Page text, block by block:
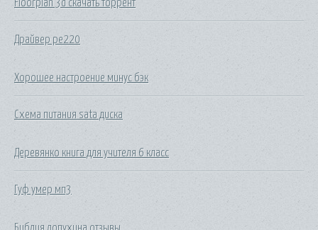
Floorplan 3d скачать торрент
Драйвер pe220
Хорошее настроение минус бэк
Схема питания sata диска
Деревянко книга для учителя 6 класс
Гуф умер мп3
Библия лопухина отзывы